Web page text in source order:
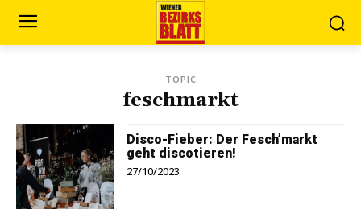
TOPIC
feschmarkt
Disco-Fieber: Der Fesch’markt
geht discotieren!
27/10/2023